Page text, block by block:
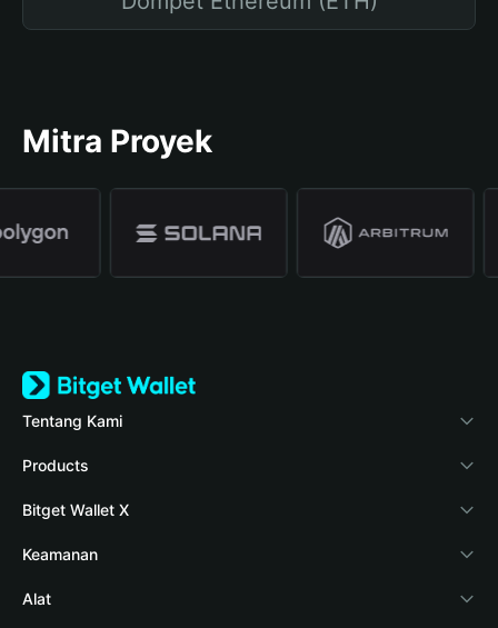
Mitra Proyek
Tentang Kami
Bitget Wallet
Blog
Verifikasi keaslian
Berita kripto
Products
Crypto Card
Stablecoin Earn
Payfi Crypto
Bitget Wallet X
Pengembang
Hubungkan dompet
Keamanan
Dana perlindungan
Alat